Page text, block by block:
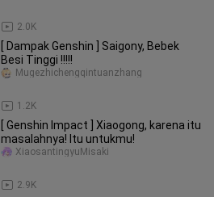
2.0K
[ Dampak Genshin ] Saigony, Bebek
Besi Tinggi !!!!!
1.2K
Mugezhichengqintuanzhang
[ Genshin Impact ] Xiaogong, karena itu
masalahnya! Itu untukmu!
2.9K
XiaosantingyuMisaki